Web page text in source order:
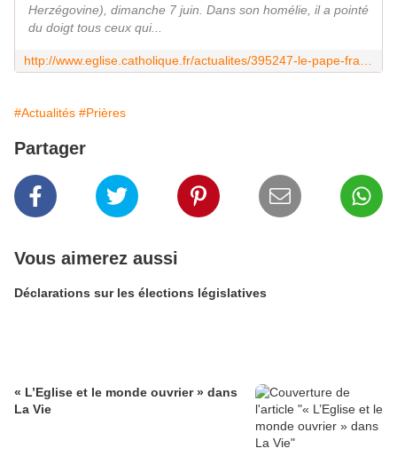
Herzégovine), dimanche 7 juin. Dans son homélie, il a pointé
du doigt tous ceux qui...
#Actualités #Prières
Partager
Vous aimerez aussi
Déclarations sur les élections législatives
« L’Eglise et le monde ouvrier » dans
La Vie